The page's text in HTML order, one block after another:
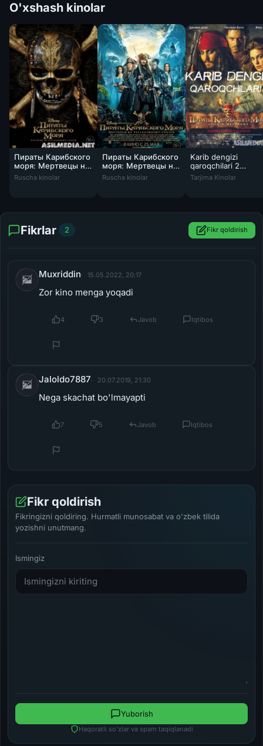
O'xshash kinolar
Пираты Карибского
моря: Мертвецы не
рассказывают
Ruscha kinolar
Пираты Карибского
моря: Мертвецы не
рассказывают
Пираты Карибского моря: Мертвецы не
Ruscha kinolar
Karib dengizi
qaroqchilari 2
Murdalar sandig'i
Karib dengizi
Tarjima Kinolar
Fikrlar 2 Fikr qoldirish
Muxriddin 15.05.2022, 20:17
Zor kino menga yoqadi
4 3 Javob Iqtibos
Jaloldo7887 20.07.2019, 21:30
Nega skachat bo'lmayapti
7 5 Javob Iqtibos
Fikr qoldirish
Fikringizni qoldiring. Hurmatli munosabat va o'zbek tilida
yozishni unutmang.
Ismingiz
Haqoratli so'zlar va spam taqiqlanadi
Yuborish